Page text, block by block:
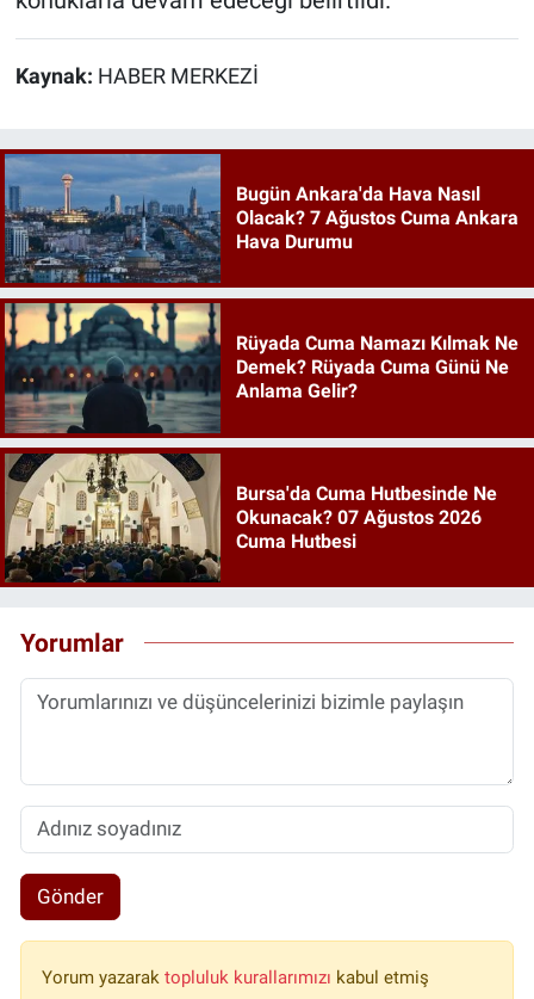
Kaynak: HABER MERKEZİ
Bugün Ankara'da Hava Nasıl
Olacak? 7 Ağustos Cuma Ankara
Hava Durumu
Rüyada Cuma Namazı Kılmak Ne
Demek? Rüyada Cuma Günü Ne
Anlama Gelir?
Bursa'da Cuma Hutbesinde Ne
Okunacak? 07 Ağustos 2026
Cuma Hutbesi
Yorumlar
Gönder
Yorum yazarak topluluk kurallarımızı kabul etmiş